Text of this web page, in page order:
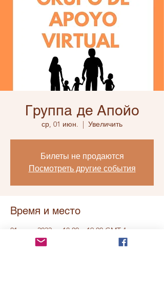
Группа де Апойо
ср, 01 июн.
  |
Увеличить
Билеты не продаются
Посмотреть другие события
Время и место
01 июн. 2022 г., 18:00 – 19:00 GMT-4
Увеличить